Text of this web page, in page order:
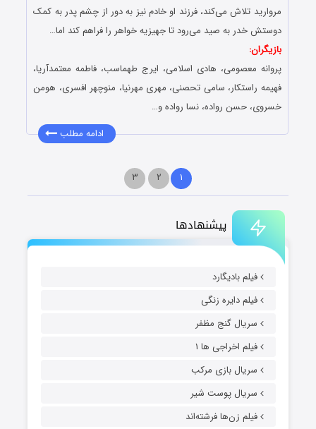
پیشنهادها
فیلم بادیگارد
فیلم دایره زنگی
سریال گنج مظفر
فیلم اخراجی ها ۱
سریال بازی مرکب
سریال پوست شیر
فیلم زن‌ها فرشته‌اند
مروارید تلاش می‌کند، فرزند او خادم نیز به دور از چشم پدر به کمک
دوستش خدر به صید می‌رود تا جهیزیه خواهر را فراهم کند اما…
بازیگران:
پروانه معصومی، هادی اسلامی، ایرج طهماسب، فاطمه معتمدآریا،
فهیمه راستکار، سامی تحصنی، مهری مهرنیا، منوچهر افسری، هومن
خسروی، حسن رواده، نسا رواده و…
ادامه مطلب
۱ ۲ ۳